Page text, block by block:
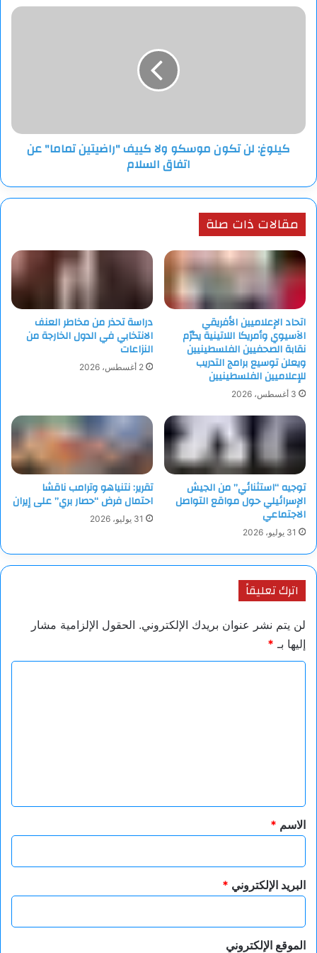
كيلوغ:
عن
اتفاقكيلوغ: لن تكون موسكو ولا كييف "راضيتين تماما" عن
اتفاق السلام
مقالات ذات صلة
اتحاد الإعلاميين الأفريقي
الآسيوي وأمريكا اللاتينية يكرّم
نقابة الصحفيين الفلسطينيين
ويعلن توسيع برامج التدريب
للإعلاميين الفلسطينيين
3 أغسطس، 2026
دراسة تحذر من مخاطر العنف
الانتخابي في الدول الخارجة من
النزاعات
2 أغسطس، 2026
توجيه “استثنائي” من الجيش
الإسرائيلي حول مواقع التواصل
الاجتماعي
31 يوليو، 2026
تقرير: نتنياهو وترامب ناقشا
احتمال فرض “حصار بري” على إيران
31 يوليو، 2026
اترك تعليقاً
لن يتم نشر عنوان بريدك الإلكتروني. الحقول الإلزامية مشار
إليها بـ *
*
الاسم *
البريد الإلكتروني *
الموقع الإلكتروني